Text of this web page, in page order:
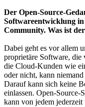
Der Open-Source-
Softwareentwicklung
Community. Was ist
Dabei geht es vor allem
proprietäre Software,
die Cloud-Kunden wie
oder nicht, kann
Darauf kann sich keine
einlassen. Open-
kann von jedem